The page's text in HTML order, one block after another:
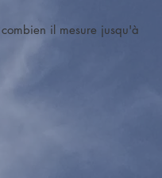
il mesure jusqu'à